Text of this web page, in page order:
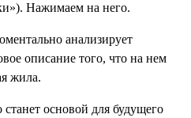
Нажимаем на него.
анализирует
описание того, что на нем
жила.
основой для будущего